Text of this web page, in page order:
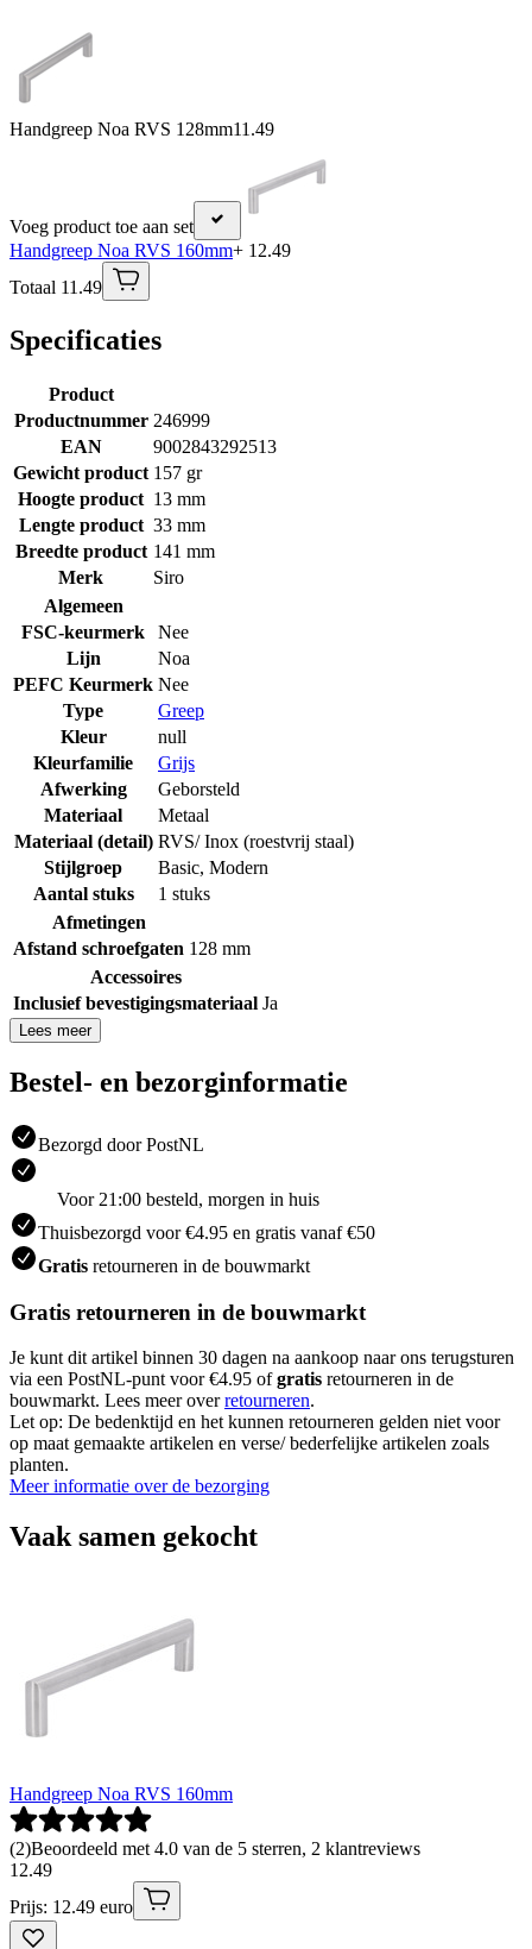
Handgreep Noa RVS 128mm11.49
Voeg product toe aan set
Handgreep Noa RVS 160mm+ 12.49
Totaal 11.49
Specificaties
Product
Productnummer 246999
EAN
9002843292513
Gewicht product 157 gr
Hoogte product 13 mm
Lengte product 33 mm
Breedte product 141 mm
Merk
Siro
Algemeen
FSC-keurmerk
Nee
Lijn
Noa
PEFC Keurmerk Nee
Type
Greep
Kleur
null
Kleurfamilie
Grijs
Afwerking
Geborsteld
Materiaal
Metaal
Materiaal (detail) RVS/ Inox (roestvrij staal)
Stijlgroep
Basic, Modern
Aantal stuks
1 stuks
Afmetingen
Afstand schroefgaten 128 mm
Accessoires
Inclusief bevestigingsmateriaal Ja
Lees meer
Bestel- en bezorginformatie
Bezorgd door PostNL
Voor 21:00 besteld, morgen in huis
Thuisbezorgd voor €4.95 en gratis vanaf €50
Gratis retourneren in de bouwmarkt
Gratis retourneren in de bouwmarkt
Je kunt dit artikel binnen 30 dagen na aankoop naar ons terugsturen
via een PostNL-punt voor €4.95 ofgratis retourneren in de
bouwmarkt. Lees meer overretourneren.
Let op: De bedenktijd en het kunnen retourneren gelden niet voor
op maat gemaakte artikelen en verse/ bederfelijke artikelen zoals
planten.
Meer informatie over de bezorging
Vaak samen gekocht
Handgreep Noa RVS 160mm
(2)Beoordeeld met 4.0 van de 5 sterren, 2 klantreviews
12.49
Prijs: 12.49 euro